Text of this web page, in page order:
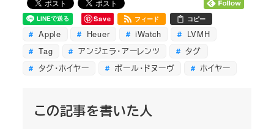
Save フィード コピー
Apple Heuer iWatch
LVMH
Tag
アンジェラ・アーレンツ
タグ
タグ・ホイヤー
ポール・ドヌーヴ ホイヤー
この記事を書いた人